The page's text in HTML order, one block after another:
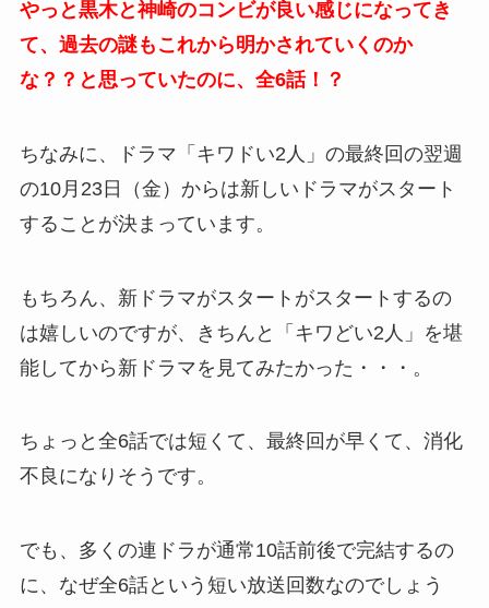
やっと黒木と神崎のコンビが良い感じになってき
て、過去の謎もこれから明かされていくのか
な？？と思っていたのに、全6話！？
ちなみに、ドラマ「キワドい2人」の最終回の翌週
の10月23日（金）からは新しいドラマがスタート
することが決まっています。
もちろん、新ドラマがスタートがスタートするの
は嬉しいのですが、きちんと「キワどい2人」を堪
能してから新ドラマを見てみたかった・・・。
ちょっと全6話では短くて、最終回が早くて、消化
不良になりそうです。
でも、多くの連ドラが通常10話前後で完結するの
に、なぜ全6話という短い放送回数なのでしょう